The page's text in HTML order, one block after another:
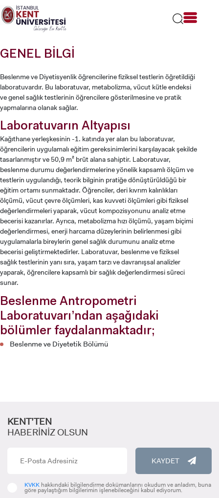
Lütfen
dikkat:
Bu
bir
sistemi
içerir.
INTERNATIONAL
GENEL BİLGİ
Beslenme ve Diyetisyenlik öğrencilerine fiziksel testlerin öğretildiği
laboratuvardır. Bu laboratuvar, metabolizma, vücut kütle endeksi
ve genel sağlık testlerinin öğrencilere gösterilmesine ve pratik
yapmalarına olanak sağlar.
Laboratuvarın Altyapısı
Kağıthane yerleşkesinin -1. katında yer alan bu laboratuvar,
öğrencilerin uygulamalı eğitim gereksinimlerini karşılayacak şekilde
tasarlanmıştır ve 50,9 m² brüt alana sahiptir. Laboratuvar,
beslenme durumu değerlendirmelerine yönelik kapsamlı ölçüm ve
testlerin uygulandığı, teorik bilginin pratiğe dönüştürüldüğü bir
eğitim ortamı sunmaktadır. Öğrenciler, deri kıvrım kalınlıkları
ölçümü, vücut çevre ölçümleri, kas kuvveti ölçümleri gibi fiziksel
değerlendirmeleri yaparak, vücut kompozisyonunu analiz etme
becerisi kazanırlar. Ayrıca, metabolizma hızı ölçümü, yaşam biçimi
değerlendirmesi, enerji harcama düzeylerinin belirlenmesi gibi
uygulamalarla bireylerin genel sağlık durumunu analiz etme
becerisi geliştirmektedirler. Laboratuvar, beslenme ve fiziksel
sağlık testlerinin yanı sıra, yaşam tarzı ve davranışsal analizler
yaparak, öğrencilere kapsamlı bir sağlık değerlendirmesi süreci
sunar.
Beslenme Antropometri
Laboratuvarı’ndan aşağıdaki
bölümler faydalanmaktadır;
Beslenme ve Diyetetik Bölümü
KENT’TEN
HABERİNİZ OLSUN
KAYDET
KVKK hakkındaki bilgilendirme dokümanlarını okudum ve anladım, buna
göre paylaştığım bilgilerimin işlenebileceğini kabul ediyorum.